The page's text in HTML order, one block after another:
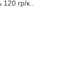
120 гр/к..